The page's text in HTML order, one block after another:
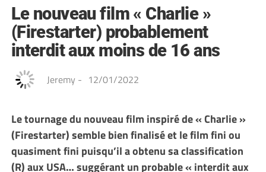
Le nouveau film « Charlie »
(Firestarter) probablement
interdit aux moins de 16 ans
Jeremy - 12/01/2022
Le tournage du nouveau film inspiré de « Charlie »
(Firestarter) semble bien finalisé et le film fini ou
quasiment fini puisqu’il a obtenu sa classification
(R) aux USA… suggérant un probable « interdit aux